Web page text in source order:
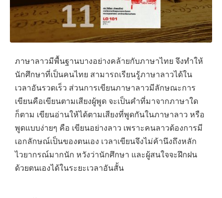
ภาษาลาวมีพื้นฐานบางอย่างคล้ายกับภาษาไทย จึงทําให้
นักศึกษาที่เป็นคนไทย สามารถเรียนรู้ภาษาลาวได้ใน
เวลาอันรวดเร็ว ส่วนการเขียนภาษาลาวมีลักษณะการ
เขียนคือเขียนตามเสียงผู้พูด จะเป็นคําที่มาจากภาษาใด
ก็ตาม เขียนอ่านให้ได้ตามเสียงที่พูดกันในภาษาลาว หรือ
พูดแบบง่ายๆ คือ เขียนอย่างลาว เพราะคนลาวด้องการมี
เอกลักษณ์เป็นของตนเอง เวลาเขียนจึงไม่ค้านึงถึงหลัก
ไวยากรณ์มากนัก หวังว่านักศึกษา และผู้สนใจจะฝึกฝน
ด้วยตนเองได้ในระยะเวลาอันสั้น